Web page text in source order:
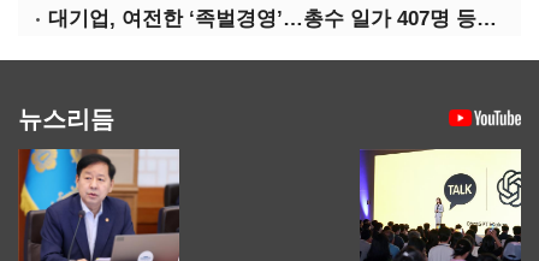
대기업, 여전한 ‘족벌경영’…총수 일가 407명 등기임원
뉴스리듬